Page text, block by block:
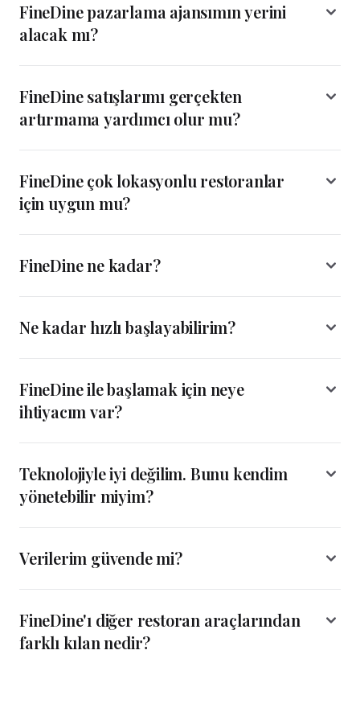
FineDine pazarlama ajansımın yerini
alacak mı?
FineDine satışlarımı gerçekten
artırmama yardımcı olur mu?
FineDine çok lokasyonlu restoranlar
için uygun mu?
FineDine ne kadar?
Ne kadar hızlı başlayabilirim?
FineDine ile başlamak için neye
ihtiyacım var?
Teknolojiyle iyi değilim. Bunu kendim
yönetebilir miyim?
Verilerim güvende mi?
FineDine'ı diğer restoran araçlarından
farklı kılan nedir?